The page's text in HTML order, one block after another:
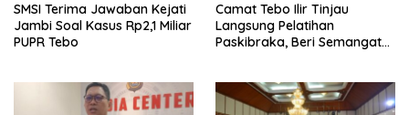
SMSI Terima Jawaban Kejati
Jambi Soal Kasus Rp2,1 Miliar
PUPR Tebo
Camat Tebo Ilir Tinjau
Langsung Pelatihan
Paskibraka, Beri Semangat